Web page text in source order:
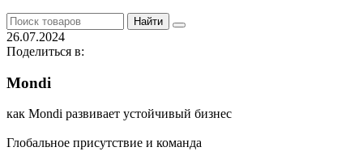
Найти
26.07.2024
Поделиться в:
Mondi
как Mondi развивает устойчивый бизнес
Глобальное присутствие и команда